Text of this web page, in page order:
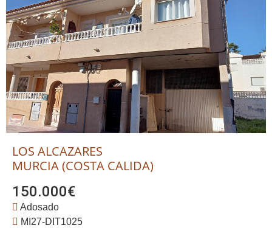
LOS ALCAZARES
MURCIA (COSTA CALIDA)
150.000€
Adosado
MI27-DIT1025